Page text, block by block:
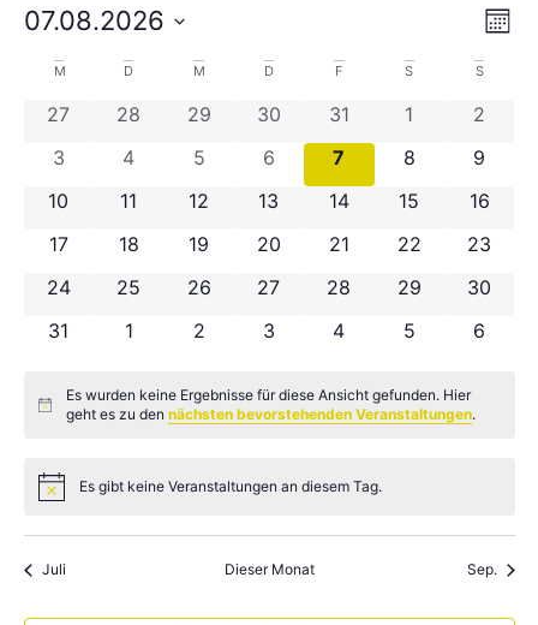
07.08.2026
wählen.
Kalender
von
Veranstaltungen
M D M D F S S
0 Veranstaltungen
27 0 Veranstaltungen
28 0 Veranstaltungen
29 0 Veranstaltungen
30 0 Veranstaltungen
31 0
1 0
2
0 Veranstaltungen
3 0 Veranstaltungen
4 0 Veranstaltungen
5 0 Veranstaltungen
6 0 Veranstaltungen
7 0
8 0
9
0 Veranstaltungen
10 0 Veranstaltungen
11 0 Veranstaltungen
12 0 Veranstaltungen
13 0 Veranstaltungen
14 0
15 0
16
0 Veranstaltungen
17 0 Veranstaltungen
18 0 Veranstaltungen
19 0 Veranstaltungen
20 0 Veranstaltungen
21 0
22 0
23
0 Veranstaltungen
24 0 Veranstaltungen
25 0 Veranstaltungen
26 0 Veranstaltungen
27 0 Veranstaltungen
28 0
29 0
30
0 Veranstaltungen
31 0 Veranstaltungen
1 0 Veranstaltungen
2 0 Veranstaltungen
3 0 Veranstaltungen
4 0
5 0
6
Hinweis
Es wurden keine Ergebnisse für diese Ansicht gefunden. Hier
geht es zu dennächsten bevorstehenden Veranstaltungen.
HinweisEs gibt keine Veranstaltungen an diesem Tag.
Juli Dieser Monat Sep.